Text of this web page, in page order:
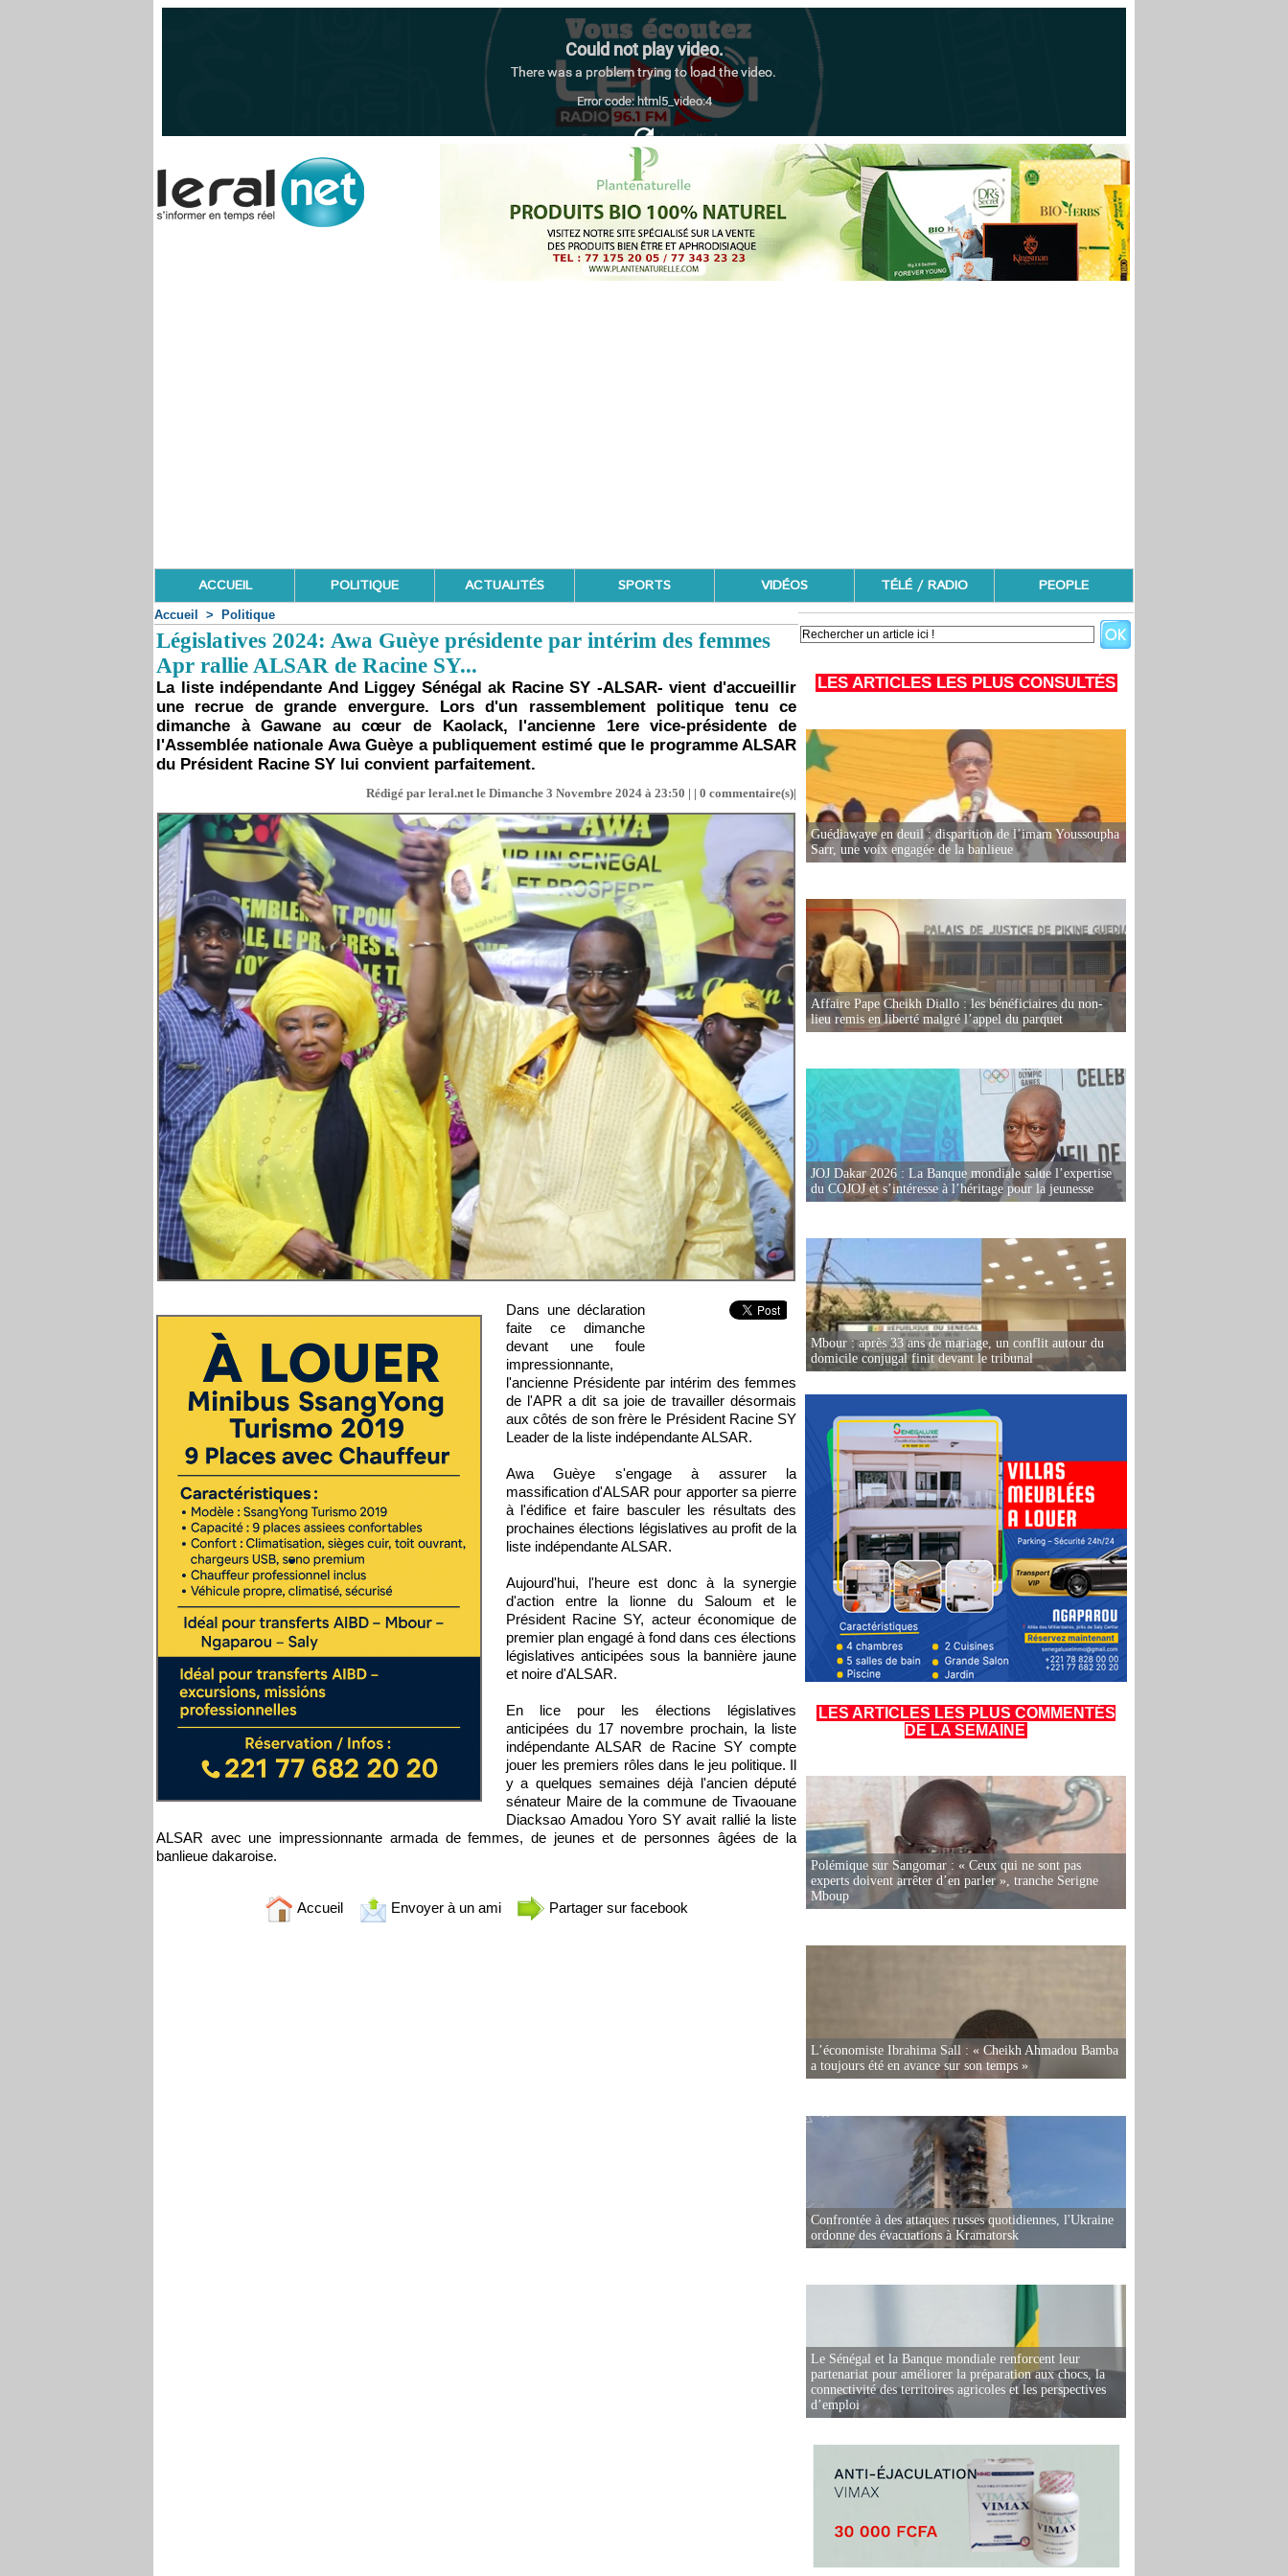
ACCUEIL POLITIQUE ACTUALITÉS SPORTS VIDÉOS TÉLÉ / RADIO PEOPLE
Accueil > Politique
Législatives 2024: Awa Guèye présidente par intérim des femmes
Apr rallie ALSAR de Racine SY...
La liste indépendante And Liggey Sénégal ak Racine SY -ALSAR- vient d'accueillir
une recrue de grande envergure. Lors d'un rassemblement politique tenu ce
dimanche à Gawane au cœur de Kaolack, l'ancienne 1ere vice-présidente de
l'Assemblée nationale Awa Guèye a publiquement estimé que le programme ALSAR
du Président Racine SY lui convient parfaitement.
Rédigé par leral.net le Dimanche 3 Novembre 2024 à 23:50 | | 0 commentaire(s)|
Dans une déclaration
faite ce dimanche
devant une foule
impressionnante,
l'ancienne Présidente par intérim des femmes
de l'APR a dit sa joie de travailler désormais
aux côtés de son frère le Président Racine SY
Leader de la liste indépendante ALSAR.
Awa Guèye s'engage à assurer la
massification d'ALSAR pour apporter sa pierre
à l'édifice et faire basculer les résultats des
prochaines élections législatives au profit de la
liste indépendante ALSAR.
Aujourd'hui, l'heure est donc à la synergie
d'action entre la lionne du Saloum et le
Président Racine SY, acteur économique de
premier plan engagé à fond dans ces élections
législatives anticipées sous la bannière jaune
et noire d'ALSAR.
En lice pour les élections législatives
anticipées du 17 novembre prochain, la liste
indépendante ALSAR de Racine SY compte
jouer les premiers rôles dans le jeu politique. Il
y a quelques semaines déjà l'ancien député
sénateur Maire de la commune de Tivaouane
Diacksao Amadou Yoro SY avait rallié la liste
ALSAR avec une impressionnante armada de femmes, de jeunes et de personnes âgées de la
banlieue dakaroise.
Accueil Envoyer à un ami Partager sur facebook
LES ARTICLES LES PLUS CONSULTÉS
Guédiawaye en deuil : disparition de l’imam Youssoupha
Sarr, une voix engagée de la banlieue
Affaire Pape Cheikh Diallo : les bénéficiaires du non-
lieu remis en liberté malgré l’appel du parquet
JOJ Dakar 2026 : La Banque mondiale salue l’expertise
du COJOJ et s’intéresse à l’héritage pour la jeunesse
Mbour : après 33 ans de mariage, un conflit autour du
domicile conjugal finit devant le tribunal
LES ARTICLES LES PLUS COMMENTÉS
DE LA SEMAINE
Polémique sur Sangomar : « Ceux qui ne sont pas
experts doivent arrêter d’en parler », tranche Serigne
Mboup
L’économiste Ibrahima Sall : « Cheikh Ahmadou Bamba
a toujours été en avance sur son temps »
Confrontée à des attaques russes quotidiennes, l'Ukraine
ordonne des évacuations à Kramatorsk
Le Sénégal et la Banque mondiale renforcent leur
partenariat pour améliorer la préparation aux chocs, la
connectivité des territoires agricoles et les perspectives
d’emploi